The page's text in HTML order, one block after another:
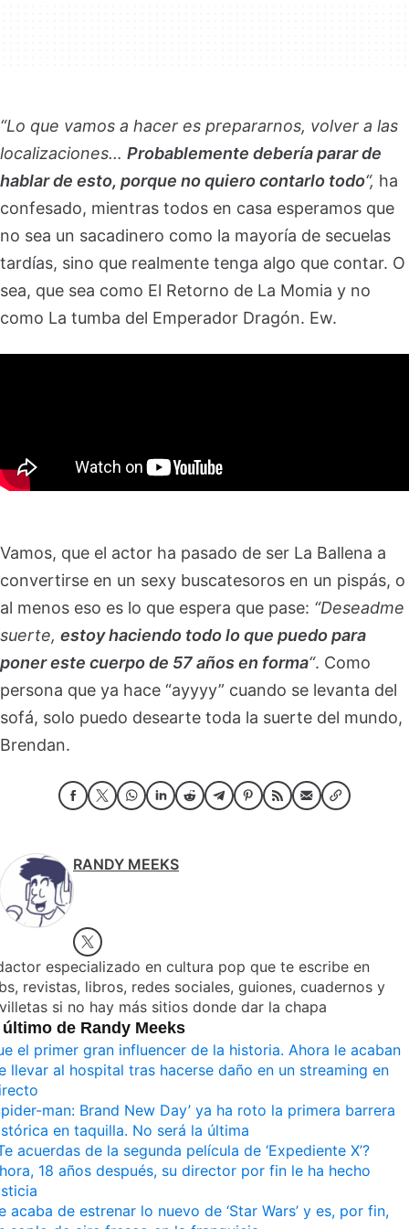
“Lo que vamos a hacer es prepararnos, volver a las
localizaciones… Probablemente debería parar de
hablar de esto, porque no quiero contarlo todo“, ha
confesado, mientras todos en casa esperamos que
no sea un sacadinero como la mayoría de secuelas
tardías, sino que realmente tenga algo que contar. O
sea, que sea como El Retorno de La Momia y no
como La tumba del Emperador Dragón. Ew.
Vamos, que el actor ha pasado de ser La Ballena a
convertirse en un sexy buscatesoros en un pispás, o
al menos eso es lo que espera que pase: “Deseadme
suerte, estoy haciendo todo lo que puedo para
poner este cuerpo de 57 años en forma“. Como
persona que ya hace “ayyyy” cuando se levanta del
sofá, solo puedo desearte toda la suerte del mundo,
Brendan.
RANDY MEEKS
especializado en cultura pop que te escribe en
revistas, libros, redes sociales, guiones, cuadernos y
si no hay más sitios donde dar la chapa
de Randy Meeks
el primer gran influencer de la historia. Ahora le acaban
llevar al hospital tras hacerse daño en un streaming en
man: Brand New Day’ ya ha roto la primera barrera
en taquilla. No será la última
acuerdas de la segunda película de ‘Expediente X’?
18 años después, su director por fin le ha hecho
acaba de estrenar lo nuevo de ‘Star Wars’ y es, por fin,